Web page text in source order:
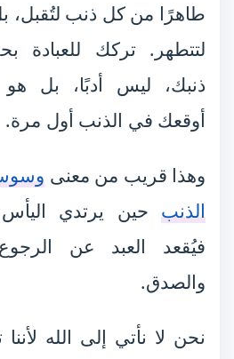
طاهرًا من كل ذنب لتُقبل،
لتتطهر. تركك للعبادة
ذنبك، ليس أدبًا، بل
أوقعك في الذنب أول مرة.
وهذا قريب من معنى
الذنب حين يرتدي
فيُقعد العبد عن
والصدق.
نحن لا نأتي إلى الله لأننا